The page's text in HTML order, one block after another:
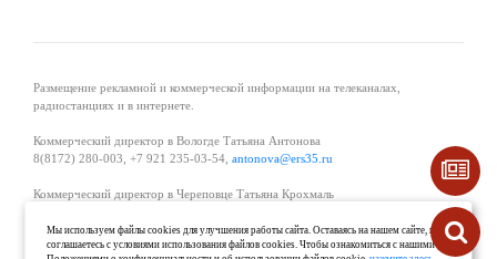
Размещение рекламной и коммерческой информации на телеканалах,
радиостанциях и в интернете.
Коммерческий директор в Вологде Татьяна Антонова
8(8172) 280-003, +7 921 235-03-54, antonova@ers35.ru
Коммерческий директор в Череповце Татьяна Крохмаль
Начальник отдела рекламы в Великом Устюге Екатерина Вьюжанина 8(81738)
Мы используем файлы cookies для улучшения работы сайта. Оставаясь на нашем сайте, вы
соглашаетесь с условиями использования файлов cookies. Чтобы ознакомиться с нашими